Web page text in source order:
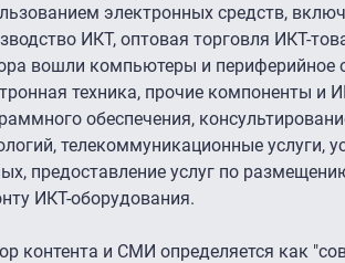
электронных средств,
ИКТ, оптовая торговля ИКТ-
вошли компьютеры и периферийное
техника, прочие компоненты и
обеспечения,
телекоммуникационные услуги,
предоставление услуг по
ИКТ-оборудования.
контента и СМИ определяется как